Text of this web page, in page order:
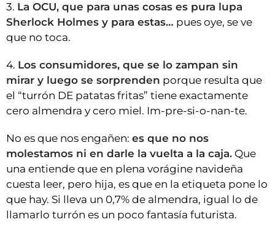
3. La OCU, que para unas cosas es pura lupa
Sherlock Holmes y para estas… pues oye, se ve
que no toca.
4. Los consumidores, que se lo zampan sin
mirar y luego se sorprenden porque resulta que
el “turrón DE patatas fritas” tiene exactamente
cero almendra y cero miel. Im-pre-si-o-nan-te.
No es que nos engañen: es que no nos
molestamos ni en darle la vuelta a la caja. Que
una entiende que en plena vorágine navideña
cuesta leer, pero hija, es que en la etiqueta pone lo
que hay. Si lleva un 0,7% de almendra, igual lo de
llamarlo turrón es un poco fantasía futurista.